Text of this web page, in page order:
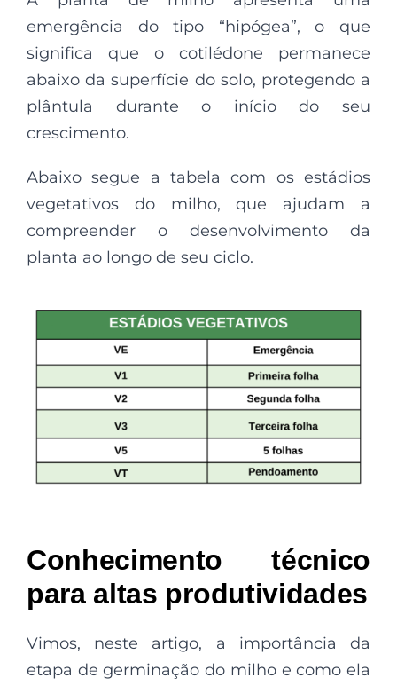
emergência do tipo “hipógea”, o que
significa que o cotilédone permanece
abaixo da superfície do solo, protegendo a
plântula durante o início do seu
crescimento.
Abaixo segue a tabela com os estádios
vegetativos do milho, que ajudam a
compreender o desenvolvimento da
planta ao longo de seu ciclo.
Conhecimento técnico
para altas produtividades
Vimos, neste artigo, a importância da
etapa de germinação do milho e como ela